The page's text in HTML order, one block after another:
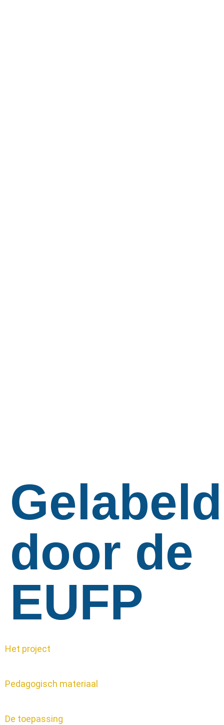
Gelabeld
door de
EUFP
Het project
Pedagogisch materiaal
De toepassing